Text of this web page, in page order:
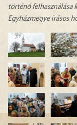
történő felhasználása
Egyházmegye írásos